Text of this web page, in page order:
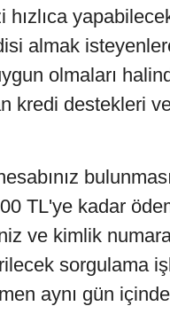
hızlıca
almak
olmaları
kredi destekleri
bulunması
TL'ye kadar
ve kimlik
sorgulama
aynı gün